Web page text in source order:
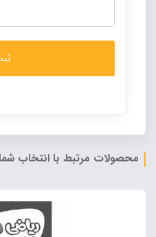
محصولات مرتبط با انتخاب شما